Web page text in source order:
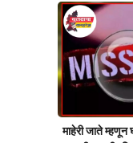
माहेरी जाते म्हणून